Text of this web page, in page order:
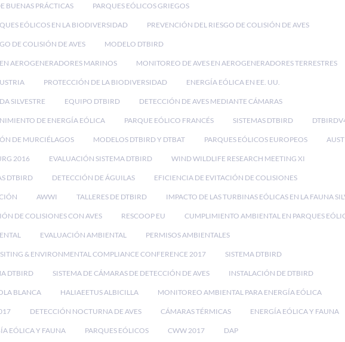
BUENAS PRÁCTICAS PARQUES EÓLICOS GRIEGOS
EÓLICOS EN LA BIODIVERSIDAD PREVENCIÓN DEL RIESGO DE COLISIÓN DE AVES
DE COLISIÓN DE AVES MODELO DTBIRD
AEROGENERADORES MARINOS MONITOREO DE AVES EN AEROGENERADORES TERRESTRES
PROTECCIÓN DE LA BIODIVERSIDAD ENERGÍA EÓLICA EN EE. UU.
SILVESTRE EQUIPO DTBIRD DETECCIÓN DE AVES MEDIANTE CÁMARAS
DE ENERGÍA EÓLICA PARQUE EÓLICO FRANCÉS SISTEMAS DTBIRD
DE MURCIÉLAGOS MODELOS DTBIRD Y DTBAT PARQUES EÓLICOS EUROPEOS
2016 EVALUACIÓN SISTEMA DTBIRD WIND WILDLIFE RESEARCH MEETING XI
DTBIRD DETECCIÓN DE ÁGUILAS EFICIENCIA DE EVITACIÓN DE COLISIONES
AWWI TALLERES DE DTBIRD IMPACTO DE LAS TURBINAS EÓLICAS EN LA FAUNA
DE COLISIONES CON AVES RESCOOP EU CUMPLIMIENTO AMBIENTAL EN PARQUES
EVALUACIÓN AMBIENTAL PERMISOS AMBIENTALES
& ENVIRONMENTAL COMPLIANCE CONFERENCE 2017 SISTEMA DTBIRD
DTBIRD SISTEMA DE CÁMARAS DE DETECCIÓN DE AVES INSTALACIÓN DE DTBIRD
BLANCA HALIAEETUS ALBICILLA MONITOREO AMBIENTAL PARA ENERGÍA EÓLICA
DETECCIÓN NOCTURNA DE AVES CÁMARAS TÉRMICAS ENERGÍA EÓLICA Y FAUNA
EÓLICA Y FAUNA PARQUES EÓLICOS CWW 2017 DAP